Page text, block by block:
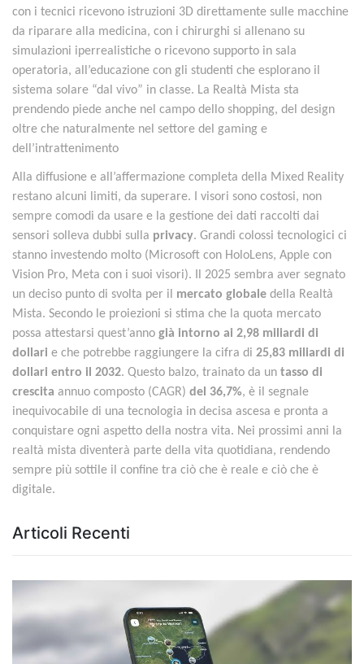
con i tecnici ricevono istruzioni 3D direttamente sulle macchine
da riparare alla medicina, con i chirurghi si allenano su
simulazioni iperrealistiche o ricevono supporto in sala
operatoria, all’educazione con gli studenti che esplorano il
sistema solare “dal vivo” in classe. La Realtà Mista sta
prendendo piede anche nel campo dello shopping, del design
oltre che naturalmente nel settore del gaming e
dell’intrattenimento
Alla diffusione e all’affermazione completa della Mixed Reality
restano alcuni limiti, da superare. I visori sono costosi, non
sempre comodi da usare e la gestione dei dati raccolti dai
sensori solleva dubbi sulla privacy. Grandi colossi tecnologici ci
stanno investendo molto (Microsoft con HoloLens, Apple con
Vision Pro, Meta con i suoi visori). Il 2025 sembra aver segnato
un deciso punto di svolta per il mercato globale della Realtà
Mista. Secondo le proiezioni si stima che la quota mercato
possa attestarsi quest’anno già intorno ai 2,98 miliardi di
dollari e che potrebbe raggiungere la cifra di 25,83 miliardi di
dollari entro il 2032. Questo balzo, trainato da un tasso di
crescita annuo composto (CAGR) del 36,7%, è il segnale
inequivocabile di una tecnologia in decisa ascesa e pronta a
conquistare ogni aspetto della nostra vita. Nei prossimi anni la
realtà mista diventerà parte della vita quotidiana, rendendo
sempre più sottile il confine tra ciò che è reale e ciò che è
digitale.
Articoli Recenti